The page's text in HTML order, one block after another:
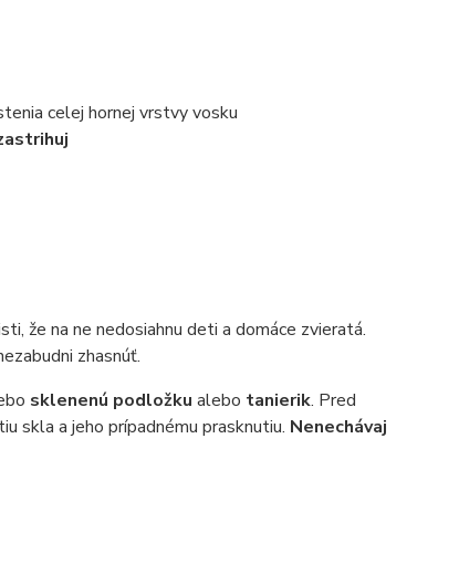
celej hornej vrstvy vosku
že na ne nedosiahnu deti a domáce zvieratá.
zhasnúť.
sklenenú podložku alebo tanierik. Pred
skla a jeho prípadnému prasknutiu. Nenechávaj